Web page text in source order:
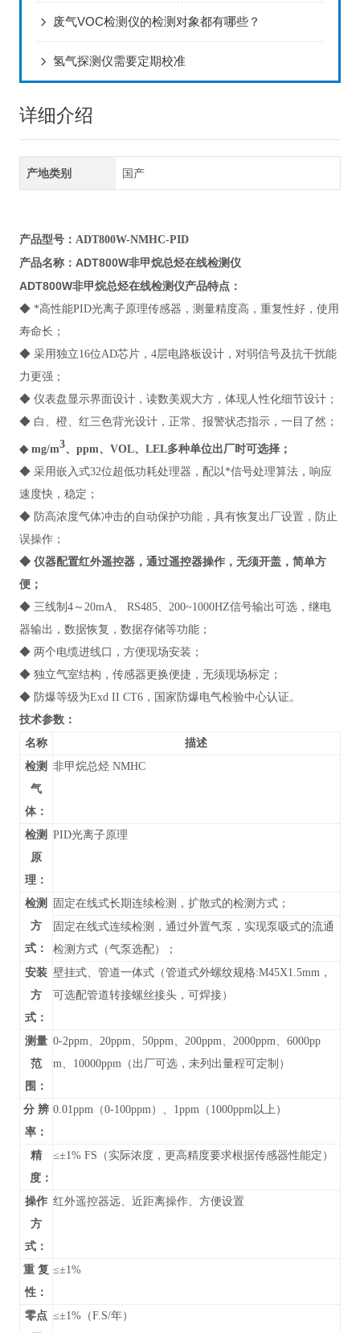
废气VOC检测仪的检测对象都有哪些？
氢气探测仪需要定期校准
详细介绍
产地类别 国产
产品型号：ADT800W-NMHC-PID
产品名称： ADT800W非甲烷总烃在线检测仪
ADT800W非甲烷总烃在线检测仪产品特点：
◆ *高性能PID光离子原理传感器，测量精度高，重复性好，使用
寿命长；
◆ 采用独立16位AD芯片，4层电路板设计，对弱信号及抗干扰能
力更强；
◆ 仪表盘显示界面设计，读数美观大方，体现人性化细节设计；
◆ 白、橙、红三色背光设计，正常、报警状态指示，一目了然；
◆ mg/m3、ppm、VOL、LEL多种单位出厂时可选择；
◆ 采用嵌入式32位超低功耗处理器，配以*信号处理算法，响应
速度快，稳定；
◆ 防高浓度气体冲击的自动保护功能，具有恢复出厂设置，防止
误操作；
◆ 仪器配置红外遥控器，通过遥控器操作，无须开盖，简单方
便；
◆ 三线制4～20mA、 RS485、200~1000HZ信号输出可选，继电
器输出，数据恢复，数据存储等功能；
◆ 两个电缆进线口，方便现场安装；
◆ 独立气室结构，传感器更换便捷，无须现场标定；
◆ 防爆等级为Exd II CT6，国家防爆电气检验中心认证。
技术参数：
名称
描述
检测
气
体：
非甲烷总烃 NMHC
检测
原
理：
PID光离子原理
检测
方
式：
固定在线式长期连续检测，扩散式的检测方式；
固定在线式连续检测，通过外置气泵，实现泵吸式的流通
检测方式（气泵选配）；
安装
方
式：
壁挂式、管道一体式（管道式外螺纹规格:M45X1.5mm，
可选配管道转接螺丝接头，可焊接）
测量
范
围：
0-2ppm、20ppm、50ppm、200ppm、2000ppm、6000pp
m、10000ppm （ 出厂可选，未列出量程可定制）
分 辨
率：
0.01ppm（0-100ppm）、1ppm（1000ppm以上）
精
度：
≤±1% FS（实际浓度，更高精度要求根据传感器性能定）
操作
方
式：
红外遥控器远、近距离操作、方便设置
重 复
性：
≤±1%
零点 ≤±1%（F.S/年）